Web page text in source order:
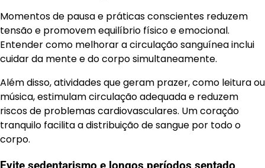
Momentos de pausa e práticas conscientes reduzem
tensão e promovem equilíbrio físico e emocional.
Entender como melhorar a circulação sanguínea inclui
cuidar da mente e do corpo simultaneamente.
Além disso, atividades que geram prazer, como leitura ou
música, estimulam circulação adequada e reduzem
riscos de problemas cardiovasculares. Um coração
tranquilo facilita a distribuição de sangue por todo o
corpo.